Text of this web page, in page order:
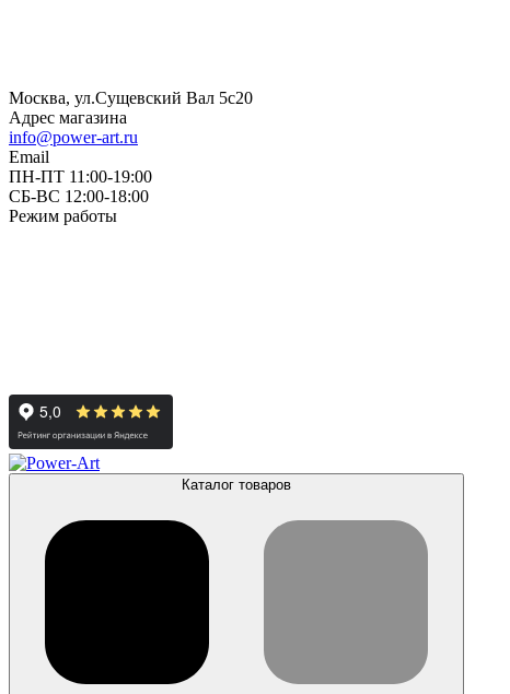
Москва, ул.Сущевский Вал 5с20
Адрес магазина
info@power-art.ru
Email
ПН-ПТ 11:00-19:00
СБ-ВС 12:00-18:00
Режим работы
Каталог товаров